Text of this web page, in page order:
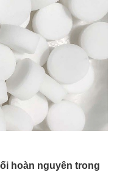
hoàn nguyên trong